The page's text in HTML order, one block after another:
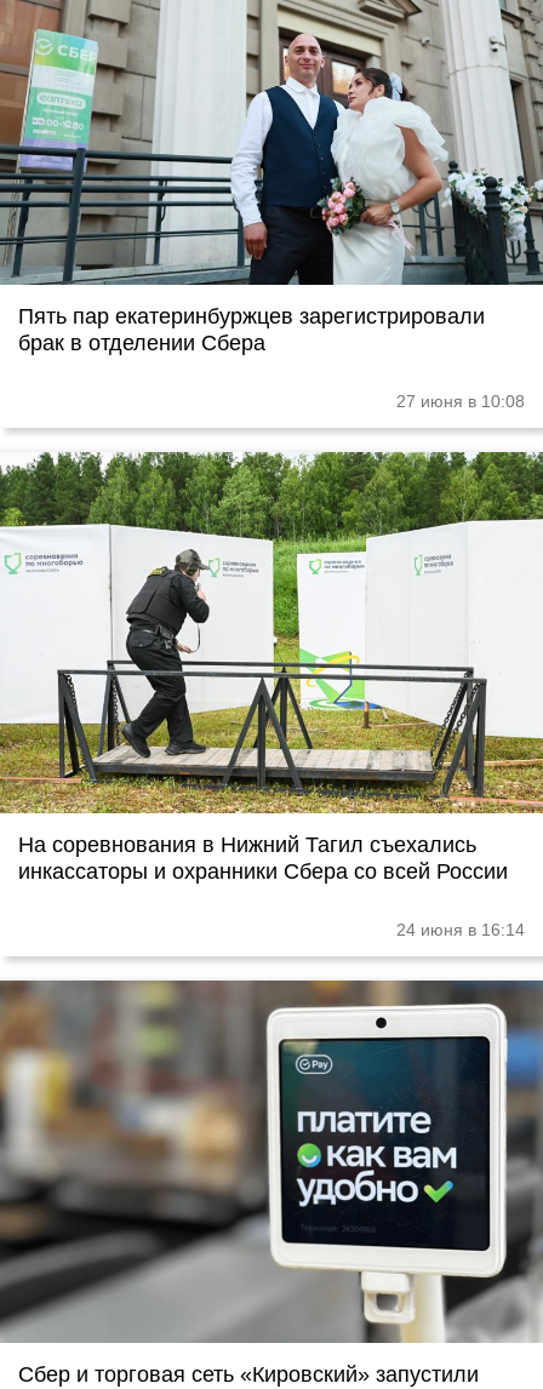
Пять пар екатеринбуржцев зарегистрировали
брак в отделении Сбера
27 июня в 10:08
На соревнования в Нижний Тагил съехались
инкассаторы и охранники Сбера со всей России
24 июня в 16:14
Сбер и торговая сеть «Кировский» запустили